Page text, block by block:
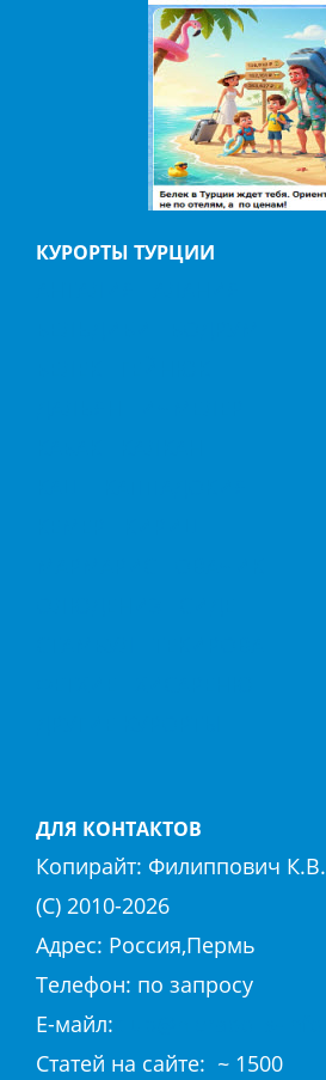
КУРОРТЫ ТУРЦИИ
ДЛЯ КОНТАКТОВ
Копирайт: Филиппович К.В.
(С) 2010-2026
Адрес: Россия,Пермь
Телефон: по запросу
E-майл:
Cтaтeй нa caйтe: ~ 1500